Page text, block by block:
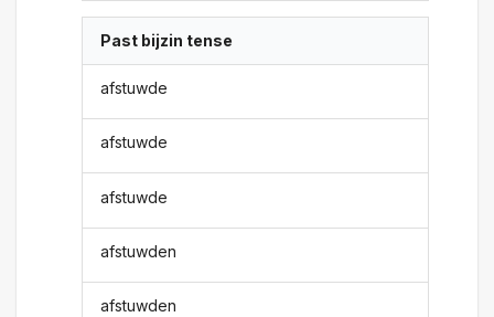
Past bijzin tense
afstuwde
afstuwde
afstuwde
afstuwden
afstuwden